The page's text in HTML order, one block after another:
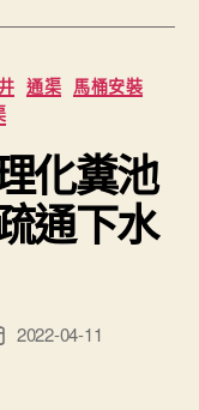
通渠 馬桶安裝
化糞池
通下水
2022-04-11